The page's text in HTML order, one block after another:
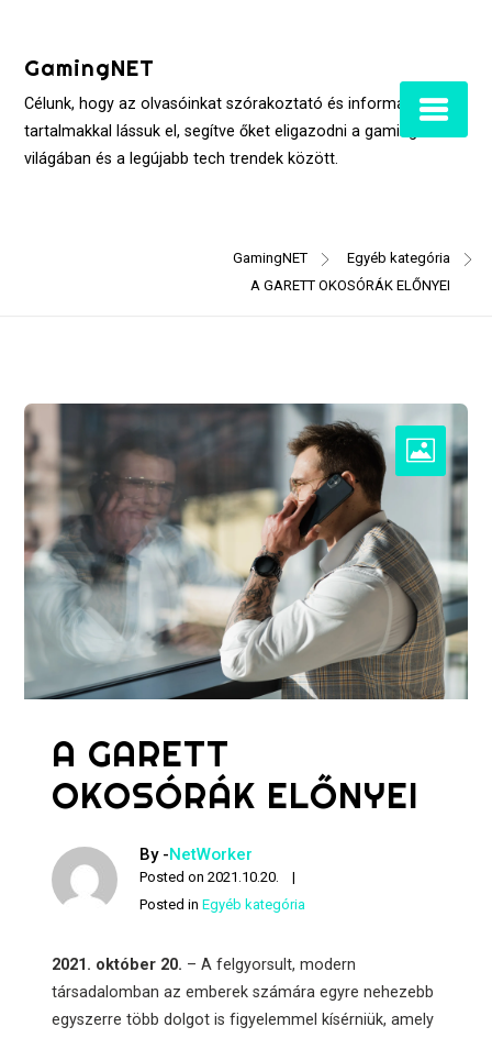
contentGamingNET
Célunk, hogy az olvasóinkat szórakoztató és informatív
tartalmakkal lássuk el, segítve őket eligazodni a gaming
világában és a legújabb tech trendek között.
GamingNET
Egyéb kategória
A GARETT OKOSÓRÁK ELŐNYEI
A GARETT
OKOSÓRÁK ELŐNYEI
By -NetWorker
Posted on2021.10.20.
Posted inEgyéb kategória
2021. október 20. – A felgyorsult, modern
társadalomban az emberek számára egyre nehezebb
egyszerre több dolgot is figyelemmel kísérniük, amely